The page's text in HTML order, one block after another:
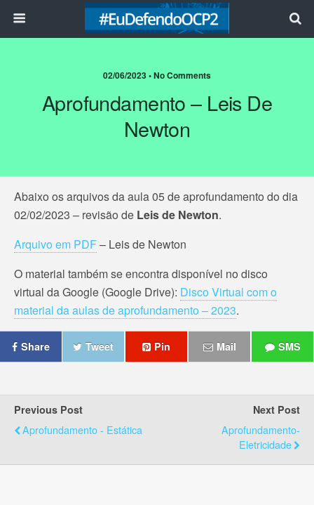
02/06/2023 • No Comments
Aprofundamento – Leis De
Newton
Abaixo os arquivos da aula 05 de aprofundamento do dia
02/02/2023 – revisão de Leis de Newton.
Arquivo em PDF– Leis de Newton
O material também se encontra disponível no disco
virtual da Google (Google Drive): Disco Virtual com o
material da aulas de aprofundamento – 2023.
Share Tweet Pin Mail SMS
Previous Post
Aprofundamento - Estática
Next Post
Aprofundamento-
Eletricidade